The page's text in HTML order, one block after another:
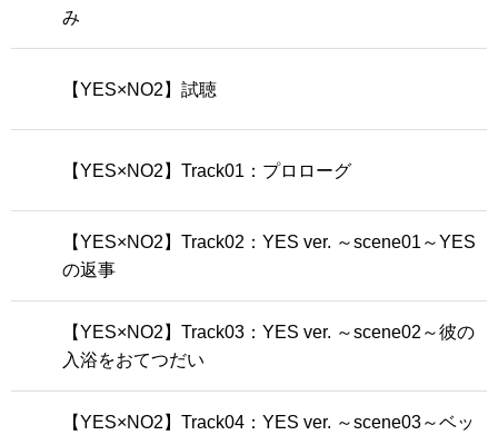
み
【YES×NO2】試聴
【YES×NO2】Track01：プロローグ
【YES×NO2】Track02：YES ver. ～scene01～YES
の返事
【YES×NO2】Track03：YES ver. ～scene02～彼の
入浴をおてつだい
【YES×NO2】Track04：YES ver. ～scene03～ベッ